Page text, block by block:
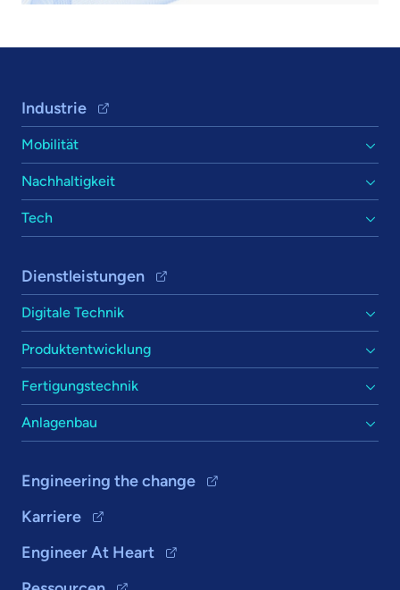
Footer Navigation
Industrie
Mobilität
Nachhaltigkeit
Tech
Dienstleistungen
Digitale Technik
Produktentwicklung
Fertigungstechnik
Anlagenbau
Engineering the change
Karriere
Engineer At Heart